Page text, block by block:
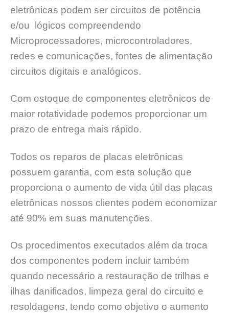
eletrônicas podem ser circuitos de potência
e/ou lógicos compreendendo
Microprocessadores, microcontroladores,
redes e comunicações, fontes de alimentação
circuitos digitais e analógicos.
Com estoque de componentes eletrônicos de
maior rotatividade podemos proporcionar um
prazo de entrega mais rápido.
Todos os reparos de placas eletrônicas
possuem garantia, com esta solução que
proporciona o aumento de vida útil das placas
eletrônicas nossos clientes podem economizar
até 90% em suas manutenções.
Os procedimentos executados além da troca
dos componentes podem incluir também
quando necessário a restauração de trilhas e
ilhas danificados, limpeza geral do circuito e
resoldagens, tendo como objetivo o aumento